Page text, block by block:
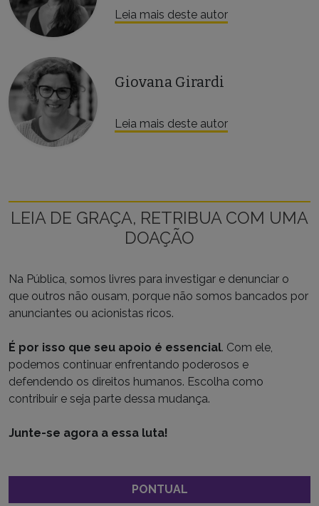
Leia mais deste autor
Giovana Girardi
Leia mais deste autor
LEIA DE GRAÇA, RETRIBUA COM UMA
DOAÇÃO
Na Pública, somos livres para investigar e denunciar o
que outros não ousam, porque não somos bancados por
anunciantes ou acionistas ricos.
É por isso que seu apoio é essencial. Com ele,
podemos continuar enfrentando poderosos e
defendendo os direitos humanos. Escolha como
contribuir e seja parte dessa mudança.
Junte-se agora a essa luta!
PONTUAL